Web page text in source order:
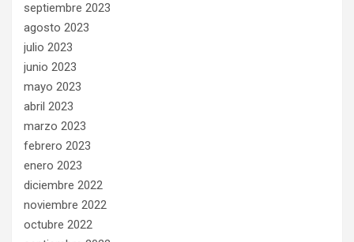
septiembre 2023
agosto 2023
julio 2023
junio 2023
mayo 2023
abril 2023
marzo 2023
febrero 2023
enero 2023
diciembre 2022
noviembre 2022
octubre 2022